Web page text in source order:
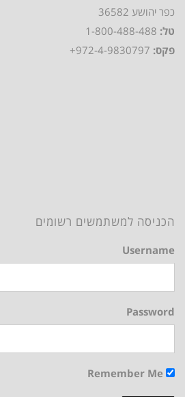
כפר יהושע 36582
טל: 1-800-488-488
פקס: 972-4-9830797+
הכניסה למשתמשים רשומים
Username
Password